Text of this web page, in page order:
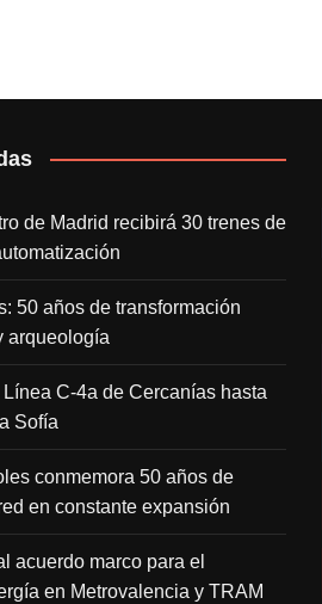
de Madrid recibirá 30 trenes de
50 años de transformación
arqueología
C-4a de Cercanías hasta
Sofía
conmemora 50 años de
en constante expansión
acuerdo marco para el
en Metrovalencia y TRAM